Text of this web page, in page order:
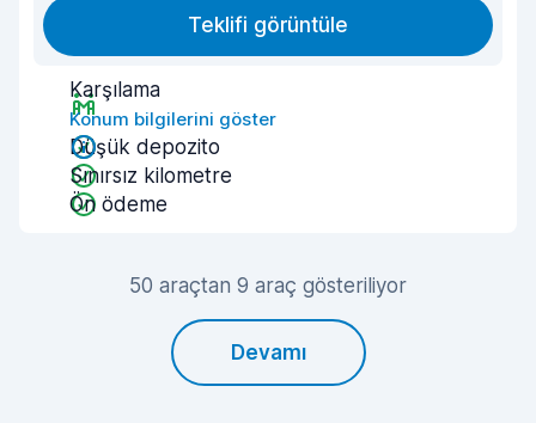
Teklifi görüntüle
Karşılama
Konum bilgilerini göster
Düşük depozito
Sınırsız kilometre
Ön ödeme
50 araçtan 9 araç gösteriliyor
Devamı